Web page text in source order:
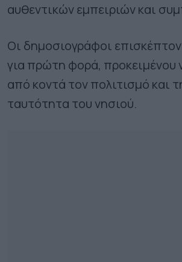
αυθεντικών εμπειριών και
Οι δημοσιογράφοι
για πρώτη φορά, προκειμένου
από κοντά τον πολιτισμό και
ταυτότητα του νησιού.